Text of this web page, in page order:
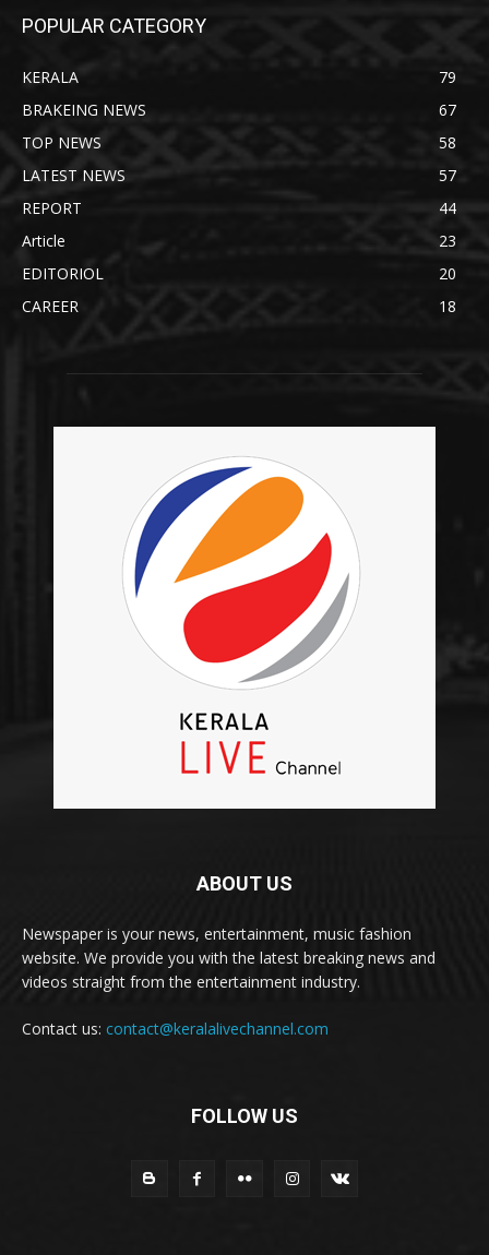
POPULAR CATEGORY
KERALA
79
BRAKEING NEWS
67
TOP NEWS
58
LATEST NEWS
57
REPORT
44
Article
23
EDITORIOL
20
CAREER
18
ABOUT US
Newspaper is your news, entertainment, music fashion
website. We provide you with the latest breaking news and
videos straight from the entertainment industry.
Contact us: contact@keralalivechannel.com
FOLLOW US